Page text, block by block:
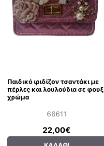
Παιδικό ιριδίζον τσαντάκι με
πέρλες και λουλούδια σε φουξ
χρώμα
66611
22,00€